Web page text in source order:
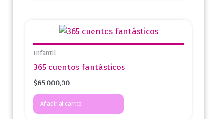
Infantil
365 cuentos fantásticos
$65.000,00
Añadir al carrito